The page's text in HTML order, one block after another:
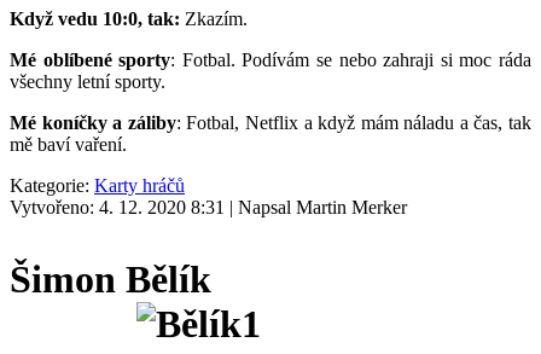
Když vedu 10:0, tak: Zkazím.
Mé oblíbené sporty: Fotbal. Podívám se nebo zahraji si moc ráda
všechny letní sporty.
Mé koníčky a záliby: Fotbal, Netflix a když mám náladu a čas, tak
mě baví vaření.
Kategorie: Karty hráčů
Vytvořeno: 4. 12. 2020 8:31 | Napsal Martin Merker
Šimon Bělík